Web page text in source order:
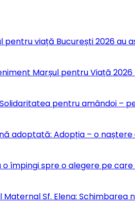
pentru viață București 2026
Marșul pentru Viață 2026
pentru amândoi –
adoptată: Adopția – o
o împingi spre o alegere pe
Maternal Sf. Elena: